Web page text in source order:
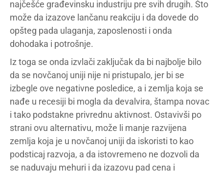
najčešće građevinsku industriju pre svih drugih. Što
može da izazove lančanu reakciju i da dovede do
opšteg pada ulaganja, zaposlenosti i onda
dohodaka i potrošnje.
Iz toga se onda izvlači zaključak da bi najbolje bilo
da se novčanoj uniji nije ni pristupalo, jer bi se
izbegle ove negativne posledice, a i zemlja koja se
nađe u recesiji bi mogla da devalvira, štampa novac
i tako podstakne privrednu aktivnost. Ostavivši po
strani ovu alternativu, može li manje razvijena
zemlja koja je u novčanoj uniji da iskoristi to kao
podsticaj razvoja, a da istovremeno ne dozvoli da
se naduvaju mehuri i da izazovu pad cena i